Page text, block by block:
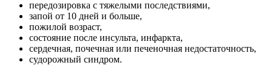
передозировка с тяжелыми последствиями,
запой от 10 дней и больше,
пожилой возраст,
состояние после инсульта, инфаркта,
сердечная, почечная или печеночная недостаточность,
судорожный синдром.